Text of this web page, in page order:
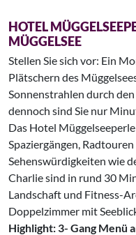
HOTEL
MÜGGELSEE
Stellen Sie sich vor: Ein
Plätschern des
Sonnenstrahlen durch
dennoch sind Sie nur
Das Hotel
Spaziergängen,
Sehenswürdigkeiten wie
Charlie sind in rund 30
Landschaft und Fitness-
Doppelzimmer mit
Highlight: 3- Gang Menü